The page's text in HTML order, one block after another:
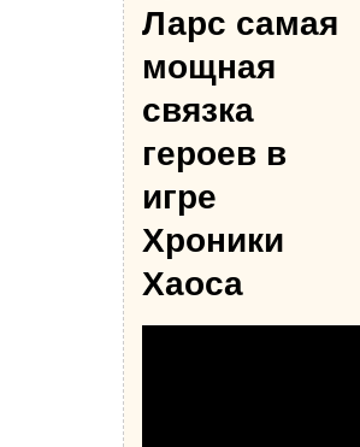
Ларс самая
мощная
связка
героев в
игре
Хроники
Хаоса